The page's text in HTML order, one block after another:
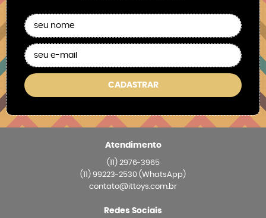
CADASTRAR
Atendimento
(11)2976-3965
(11) 99223-2530 (WhatsApp)
contato@ittoys.com.br
Redes Sociais